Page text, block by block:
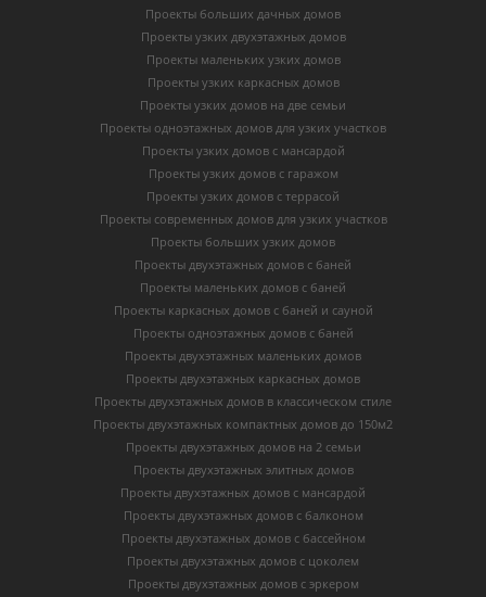
Проекты больших дачных домов
Проекты узких двухэтажных домов
Проекты маленьких узких домов
Проекты узких каркасных домов
Проекты узких домов на две семьи
Проекты одноэтажных домов для узких участков
Проекты узких домов с мансардой
Проекты узких домов с гаражом
Проекты узких домов с террасой
Проекты современных домов для узких участков
Проекты больших узких домов
Проекты двухэтажных домов с баней
Проекты маленьких домов с баней
Проекты каркасных домов c баней и сауной
Проекты одноэтажных домов с баней
Проекты двухэтажных маленьких домов
Проекты двухэтажных каркасных домов
Проекты двухэтажных домов в классическом стиле
Проекты двухэтажных компактных домов до 150м2
Проекты двухэтажных домов на 2 семьи
Проекты двухэтажных элитных домов
Проекты двухэтажных домов с мансардой
Проекты двухэтажных домов с балконом
Проекты двухэтажных домов с бассейном
Проекты двухэтажных домов с цоколем
Проекты двухэтажных домов с эркером